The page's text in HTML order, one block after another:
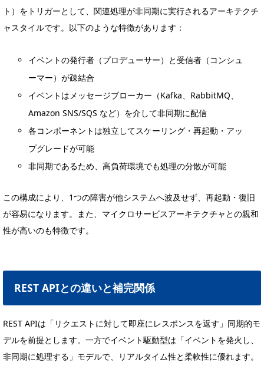
ト）をトリガーとして、関連処理が非同期に実行されるアーキテクチ
ャスタイルです。以下のような特徴があります：
イベントの発行者（プロデューサー）と受信者（コンシュ
ーマー）が疎結合
イベントはメッセージブローカー（Kafka、RabbitMQ、
Amazon SNS/SQS など）を介して非同期に配信
各コンポーネントは独立してスケーリング・再起動・アッ
プグレードが可能
非同期であるため、高負荷環境でも処理の分散が可能
この構成により、1つの障害が他システムへ波及せず、再起動・復旧
が容易になります。また、マイクロサービスアーキテクチャとの親和
性が高いのも特徴です。
REST APIとの違いと補完関係
REST APIは「リクエストに対して即座にレスポンスを返す」同期的モ
デルを前提とします。一方でイベント駆動型は「イベントを発火し、
非同期に処理する」モデルで、リアルタイム性と柔軟性に優れます。